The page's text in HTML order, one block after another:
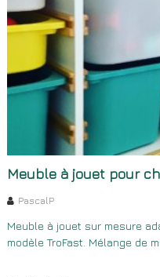
Meuble à jouet pour
PascalP
Meuble à jouet sur mesure
modèle TroFast. Mélange de